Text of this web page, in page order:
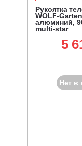
Рукоятка
WOLF-
алюминий,
multi-star
5
Нет в